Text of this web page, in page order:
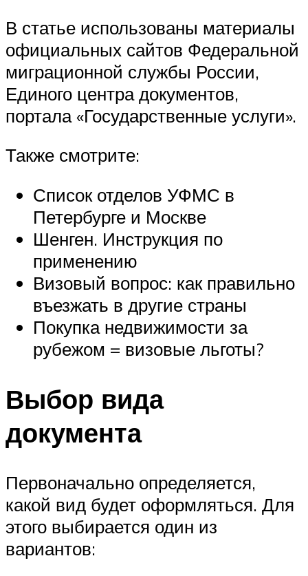
В статье использованы материалы
официальных сайтов Федеральной
миграционной службы России,
Единого центра документов,
портала «Государственные услуги».
Также смотрите:
Список отделов УФМС в
Петербурге и Москве
Шенген. Инструкция по
применению
Визовый вопрос: как правильно
въезжать в другие страны
Покупка недвижимости за
рубежом = визовые льготы?
Выбор вида
документа
Первоначально определяется,
какой вид будет оформляться. Для
этого выбирается один из
вариантов: